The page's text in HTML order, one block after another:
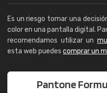
Es un riesgo tomar una
color en una pantalla digital.
recomendamos utilizar un
esta web puedes comprar un
Pantone